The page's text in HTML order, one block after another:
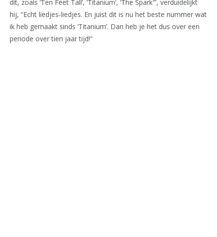
dit, zoals ‘Ten Feet Tall’, ‘Titanium’, ‘The Spark'”, verduidelijkt
hij, “Echt liedjes-liedjes. En juist dit is nu het beste nummer wat
ik heb gemaakt sinds ‘Titanium’. Dan heb je het dus over een
periode over tien jaar tijd!”